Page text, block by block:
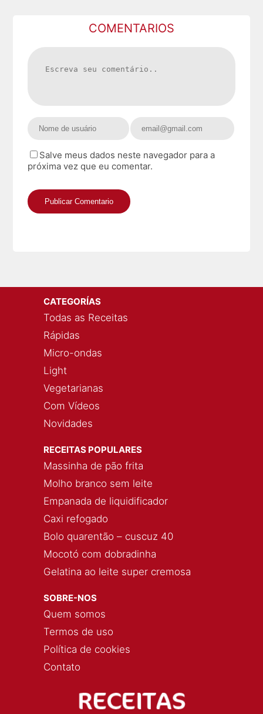
COMENTARIOS
Salve meus dados neste navegador para a
próxima vez que eu comentar.
CATEGORÍAS
Todas as Receitas
Rápidas
Micro-ondas
Light
Vegetarianas
Com Vídeos
Novidades
RECEITAS POPULARES
Massinha de pão frita
Molho branco sem leite
Empanada de liquidificador
Caxi refogado
Bolo quarentão – cuscuz 40
Mocotó com dobradinha
Gelatina ao leite super cremosa
SOBRE-NOS
Quem somos
Termos de uso
Política de cookies
Contato